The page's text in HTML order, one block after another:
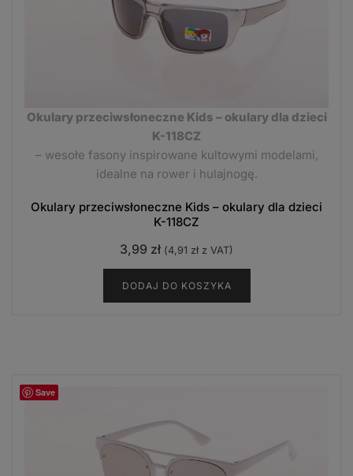
Okulary przeciwsłoneczne Kids – okulary dla dzieci
K-118CZ
– wesołe fasony inspirowane kultowymi modelami,
idealne na rower i hulajnogę.
Okulary przeciwsłoneczne Kids – okulary dla dzieci
K-118CZ
3,99 zł (4,91 zł z VAT)
DODAJ DO KOSZYKA
Save